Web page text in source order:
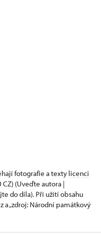
fotografie a texty licenci
CZ) (Uveďte autora |
do díla). Při užití obsahu
a „zdroj: Národní památkový